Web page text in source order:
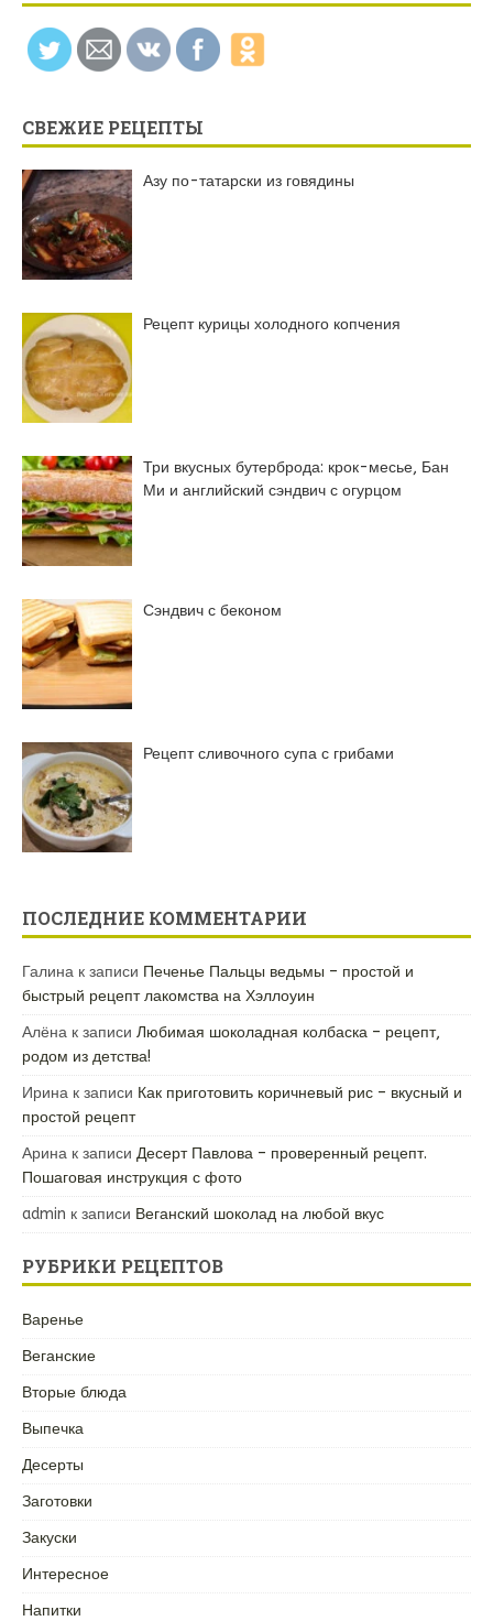
СВЕЖИЕ РЕЦЕПТЫ
Азу по-татарски из говядины
Рецепт курицы холодного копчения
Три вкусных бутерброда: крок-месье, Бан
Ми и английский сэндвич с огурцом
Сэндвич с беконом
Рецепт сливочного супа с грибами
ПОСЛЕДНИЕ КОММЕНТАРИИ
Галина к записи Печенье Пальцы ведьмы – простой и
быстрый рецепт лакомства на Хэллоуин
Алёна к записи Любимая шоколадная колбаска – рецепт,
родом из детства!
Ирина к записи Как приготовить коричневый рис – вкусный и
простой рецепт
Арина к записи Десерт Павлова – проверенный рецепт.
Пошаговая инструкция с фото
admin к записи Веганский шоколад на любой вкус
РУБРИКИ РЕЦЕПТОВ
Варенье
Веганские
Вторые блюда
Выпечка
Десерты
Заготовки
Закуски
Интересное
Напитки